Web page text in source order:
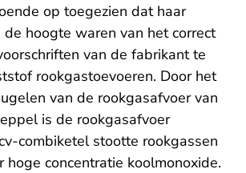
op toegezien dat haar
hoogte waren van het correct
van de fabrikant te
rookgastoevoeren. Door het
van de rookgasafvoer van
is de rookgasafvoer
combiketel stootte rookgassen
hoge concentratie koolmonoxide.